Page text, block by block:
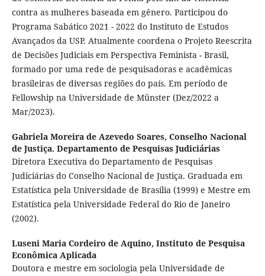
contra as mulheres baseada em gênero. Participou do
Programa Sabático 2021 - 2022 do Instituto de Estudos
Avançados da USP. Atualmente coordena o Projeto Reescrita
de Decisões Judiciais em Perspectiva Feminista - Brasil,
formado por uma rede de pesquisadoras e acadêmicas
brasileiras de diversas regiões do país. Em período de
Fellowship na Universidade de Münster (Dez/2022 a
Mar/2023).
Gabriela Moreira de Azevedo Soares, Conselho Nacional
de Justiça. Departamento de Pesquisas Judiciárias
Diretora Executiva do Departamento de Pesquisas
Judiciárias do Conselho Nacional de Justiça. Graduada em
Estatística pela Universidade de Brasília (1999) e Mestre em
Estatística pela Universidade Federal do Rio de Janeiro
(2002).
Luseni Maria Cordeiro de Aquino, Instituto de Pesquisa
Econômica Aplicada
Doutora e mestre em sociologia pela Universidade de